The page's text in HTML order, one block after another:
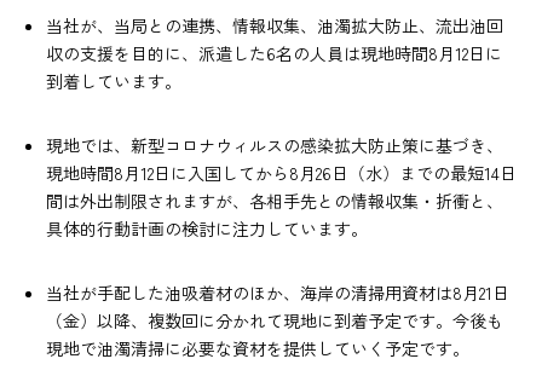
当社が、当局との連携、情報収集、油濁拡大防止、流出油回
収の支援を目的に、派遣した6名の人員は現地時間8月12日に
到着しています。
現地では、新型コロナウィルスの感染拡大防止策に基づき、
現地時間8月12日に入国してから8月26日（水）までの最短14日
間は外出制限されますが、各相手先との情報収集・折衝と、
具体的行動計画の検討に注力しています。
当社が手配した油吸着材のほか、海岸の清掃用資材は8月21日
（金）以降、複数回に分かれて現地に到着予定です。今後も
現地で油濁清掃に必要な資材を提供していく予定です。